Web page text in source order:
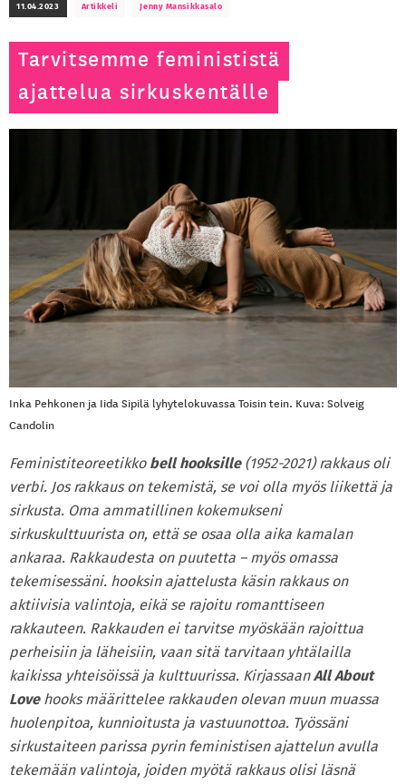
11.04.2023 Artikkeli Jenny Mansikkasalo
Tarvitsemme feminististä
ajattelua sirkuskentälle
Inka Pehkonen ja Iida Sipilä lyhytelokuvassa Toisin tein. Kuva: Solveig
Candolin
Feministiteoreetikkobell hooksille(1952-2021) rakkaus oli
verbi. Jos rakkaus on tekemistä, se voi olla myös liikettä ja
sirkusta. Oma ammatillinen kokemukseni
sirkuskulttuurista on, että se osaa olla aika kamalan
ankaraa. Rakkaudesta on puutetta – myös omassa
tekemisessäni. hooksin ajattelusta käsin rakkaus on
aktiivisia valintoja, eikä se rajoitu romanttiseen
rakkauteen. Rakkauden ei tarvitse myöskään rajoittua
perheisiin ja läheisiin, vaan sitä tarvitaan yhtälailla
kaikissa yhteisöissä ja kulttuurissa. KirjassaanAll About
Lovehooks määrittelee rakkauden olevan muun muassa
huolenpitoa, kunnioitusta ja vastuunottoa. Työssäni
sirkustaiteen parissa pyrin feministisen ajattelun avulla
tekemään valintoja, joiden myötä rakkaus olisi läsnä